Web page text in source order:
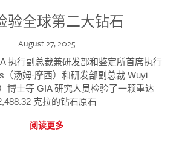
验全球第二大钻石
August 27, 2025
执行副总裁兼研发部和鉴定所首席执行
（汤姆·摩西）和研发部副总裁 Wuyi
博士等 GIA 研究人员检验了一颗重达
克拉的钻石原石
阅读更多